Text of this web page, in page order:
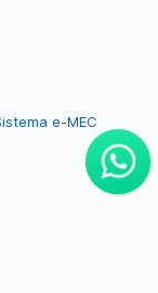
e-MEC